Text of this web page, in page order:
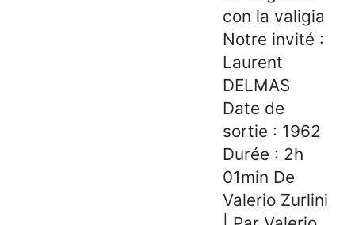
con la valigia
Notre invité :
Laurent
DELMAS
Date de
sortie : 1962
Durée : 2h
01min De
Valerio Zurlini